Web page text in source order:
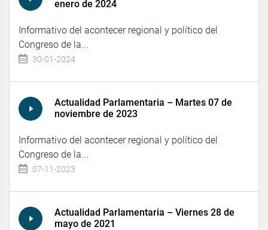
enero de 2024
Informativo del acontecer regional y político del
Congreso de la...
30-01-2024
Actualidad Parlamentaria – Martes 07 de
noviembre de 2023
Informativo del acontecer regional y político del
Congreso de la...
07-11-2023
Actualidad Parlamentaria – Viernes 28 de
mayo de 2021